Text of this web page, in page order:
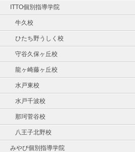
ITTO個別指導学院
牛久校
ひたち野うしく校
守谷久保ヶ丘校
龍ヶ崎藤ヶ丘校
水戸東校
水戸千波校
那珂菅谷校
八王子北野校
みやび個別指導学院